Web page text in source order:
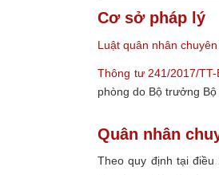
Cơ sở pháp lý
Luật quân nhân
Thông tư 241/2017/TT-
phòng do Bộ trưởng
Quân nhân
Theo quy định tại điều